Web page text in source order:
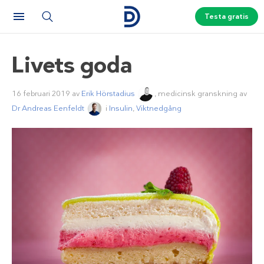
Testa gratis
Livets goda
16 februari 2019 av Erik Hörstadius
, medicinsk granskning av
Dr Andreas Eenfeldt
i Insulin,Viktnedgång